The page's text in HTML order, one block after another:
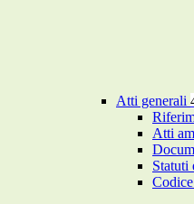
Atti generali
Atti
Statuti